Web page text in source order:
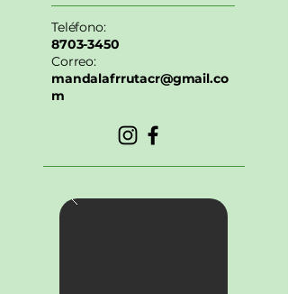
Teléfono:
8703-3450
Correo:
mandalafrrutacr@gmail.co
m